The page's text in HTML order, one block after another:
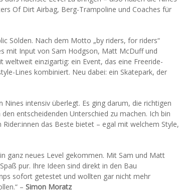
Of Dirt Airbag, Berg-Trampoline und Coaches für
Sölden. Nach dem Motto „by riders, for riders“
mit Input von Sam Hodgson, Matt McDuff und
einzigartig: ein Event, das eine Freeride-
Lines kombiniert. Neu dabei: ein Skatepark, der
intensiv überlegt. Es ging darum, die richtigen
entscheidenden Unterschied zu machen. Ich bin
das Beste bietet – egal mit welchem Style,
ganz neues Level gekommen. Mit Sam und Matt
pur. Ihre Ideen sind direkt in den Bau
sofort getestet und wollten gar nicht mehr
– Simon Moratz